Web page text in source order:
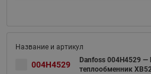
004H4529
Danfoss 004H4529
теплообменник